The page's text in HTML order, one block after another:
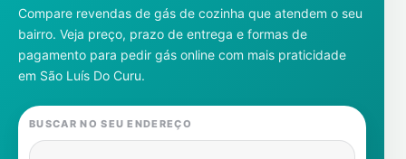
Cadastre-se
Gás
Contatos
Compare revendas de gás de cozinha que atendem o seu
bairro. Veja preço, prazo de entrega e formas de
pagamento para pedir gás online com mais praticidade
em São Luís Do Curu.
BUSCAR NO SEU ENDEREÇO